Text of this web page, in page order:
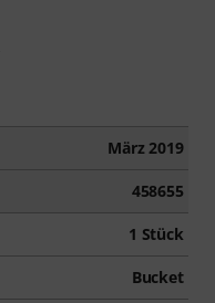
März 2019
458655
1 Stück
Bucket